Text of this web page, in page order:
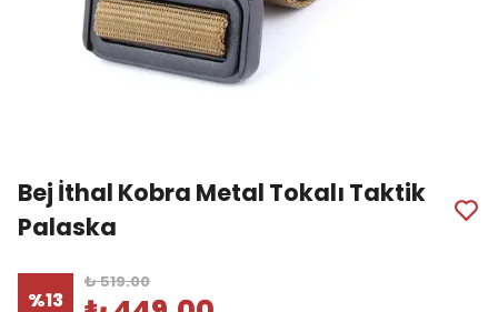
Bej İthal Kobra Metal Tokalı Taktik
Palaska
%13
₺ 519.00